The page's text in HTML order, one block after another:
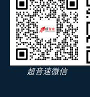
超音速微信